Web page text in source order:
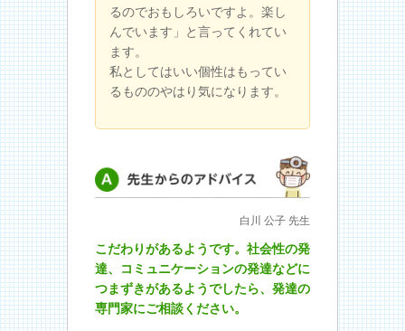
るのでおもしろいですよ。楽し
んでいます」と言ってくれてい
ます。
私としてはいい個性はもってい
るもののやはり気になります。
先生からのアドバイス白川 公子 先生
こだわりがあるようです。社会性の発
達、コミュニケーションの発達などに
つまずきがあるようでしたら、発達の
専門家にご相談ください。